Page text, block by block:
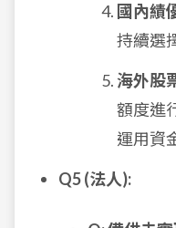
國內績
持續選
海外股
額度進
運用資
Q5 (法人):